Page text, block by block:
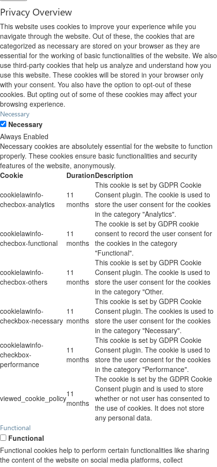
Privacy Overview
This website uses cookies to improve your experience while you
navigate through the website. Out of these, the cookies that are
categorized as necessary are stored on your browser as they are
essential for the working of basic functionalities of the website. We also
use third-party cookies that help us analyze and understand how you
use this website. These cookies will be stored in your browser only
with your consent. You also have the option to opt-out of these
cookies. But opting out of some of these cookies may affect your
browsing experience.
Necessary
Necessary
Always Enabled
Necessary cookies are absolutely essential for the website to function
properly. These cookies ensure basic functionalities and security
features of the website, anonymously.
Cookie
DurationDescription
cookielawinfo-
checbox-analytics
11
months
This cookie is set by GDPR Cookie
Consent plugin. The cookie is used to
store the user consent for the cookies
in the category "Analytics".
cookielawinfo-
checbox-functional
11
months
The cookie is set by GDPR cookie
consent to record the user consent for
the cookies in the category
"Functional".
cookielawinfo-
checbox-others
11
months
This cookie is set by GDPR Cookie
Consent plugin. The cookie is used to
store the user consent for the cookies
in the category "Other.
cookielawinfo-
checkbox-necessary
11
months
This cookie is set by GDPR Cookie
Consent plugin. The cookies is used to
store the user consent for the cookies
in the category "Necessary".
cookielawinfo-
checkbox-
performance
11
months
This cookie is set by GDPR Cookie
Consent plugin. The cookie is used to
store the user consent for the cookies
in the category "Performance".
viewed_cookie_policy11
months
The cookie is set by the GDPR Cookie
Consent plugin and is used to store
whether or not user has consented to
the use of cookies. It does not store
any personal data.
Functional
Functional
Functional cookies help to perform certain functionalities like sharing
the content of the website on social media platforms, collect